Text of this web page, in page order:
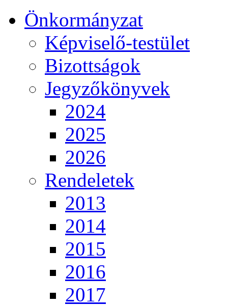
Önkormányzat
Képviselő-testület
Bizottságok
Jegyzőkönyvek
2024
2025
2026
Rendeletek
2013
2014
2015
2016
2017